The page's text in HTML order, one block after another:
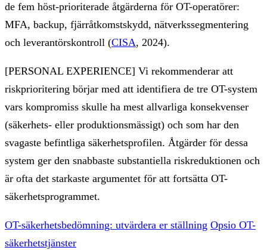
de fem höst-prioriterade åtgärderna för OT-operatörer:
MFA, backup, fjärråtkomstskydd, nätverkssegmentering
och leverantörskontroll (CISA, 2024).
[PERSONAL EXPERIENCE] Vi rekommenderar att
riskprioritering börjar med att identifiera de tre OT-system
vars kompromiss skulle ha mest allvarliga konsekvenser
(säkerhets- eller produktionsmässigt) och som har den
svagaste befintliga säkerhetsprofilen. Åtgärder för dessa
system ger den snabbaste substantiella riskreduktionen och
är ofta det starkaste argumentet för att fortsätta OT-
säkerhetsprogrammet.
OT-säkerhetsbedömning: utvärdera er ställning Opsio OT-
säkerhetstjänster